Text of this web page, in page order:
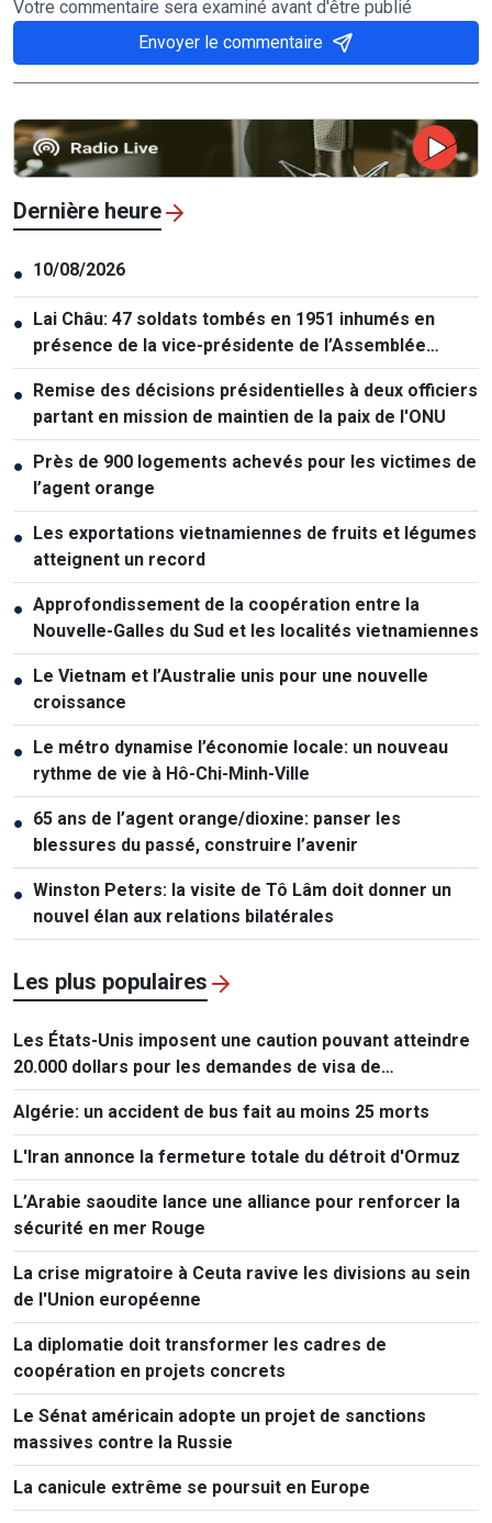
Votre commentaire sera examiné avant d'être publié
Envoyer le commentaire
Dernière heure
● 10/08/2026
● Lai Châu: 47 soldats tombés en 1951 inhumés en
présence de la vice-présidente de l’Assemblée
nationale
● Remise des décisions présidentielles à deux officiers
partant en mission de maintien de la paix de l'ONU
● Près de 900 logements achevés pour les victimes de
l’agent orange
● Les exportations vietnamiennes de fruits et légumes
atteignent un record
● Approfondissement de la coopération entre la
Nouvelle-Galles du Sud et les localités vietnamiennes
● Le Vietnam et l’Australie unis pour une nouvelle
croissance
● Le métro dynamise l’économie locale: un nouveau
rythme de vie à Hô-Chi-Minh-Ville
● 65 ans de l’agent orange/dioxine: panser les
blessures du passé, construire l’avenir
● Winston Peters: la visite de Tô Lâm doit donner un
nouvel élan aux relations bilatérales
Les plus populaires
Les États-Unis imposent une caution pouvant atteindre
20.000 dollars pour les demandes de visa de
ressortissants de 50 pays
Algérie: un accident de bus fait au moins 25 morts
L'Iran annonce la fermeture totale du détroit d'Ormuz
L’Arabie saoudite lance une alliance pour renforcer la
sécurité en mer Rouge
La crise migratoire à Ceuta ravive les divisions au sein
de l'Union européenne
La diplomatie doit transformer les cadres de
coopération en projets concrets
Le Sénat américain adopte un projet de sanctions
massives contre la Russie
La canicule extrême se poursuit en Europe